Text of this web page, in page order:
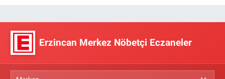
Erzincan Merkez Nöbetçi Eczaneler